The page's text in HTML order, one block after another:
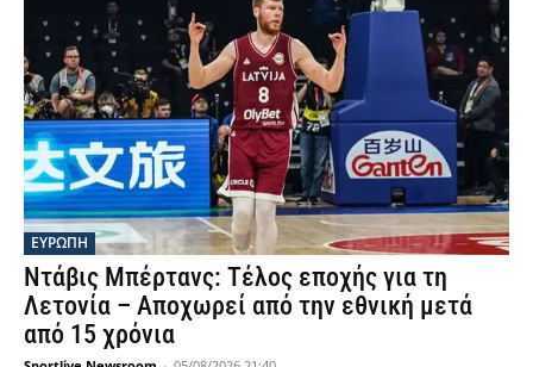
ΕΥΡΩΠΗ
Ντάβις Μπέρτανς: Τέλος εποχής για τη
Λετονία – Αποχωρεί από την εθνική μετά
από 15 χρόνια